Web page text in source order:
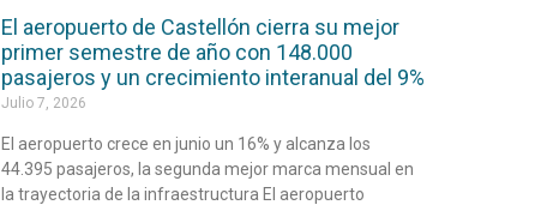
El aeropuerto de Castellón cierra su mejor
primer semestre de año con 148.000
pasajeros y un crecimiento interanual del 9%
Julio 7, 2026
El aeropuerto crece en junio un 16% y alcanza los
44.395 pasajeros, la segunda mejor marca mensual en
la trayectoria de la infraestructura El aeropuerto